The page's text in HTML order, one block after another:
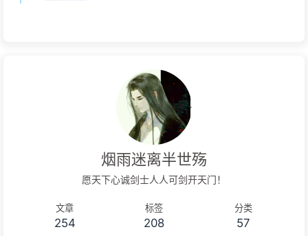
烟雨迷离半世殇
愿天下心诚剑士人人可剑开天门！
文章
254
标签
208
分类
57